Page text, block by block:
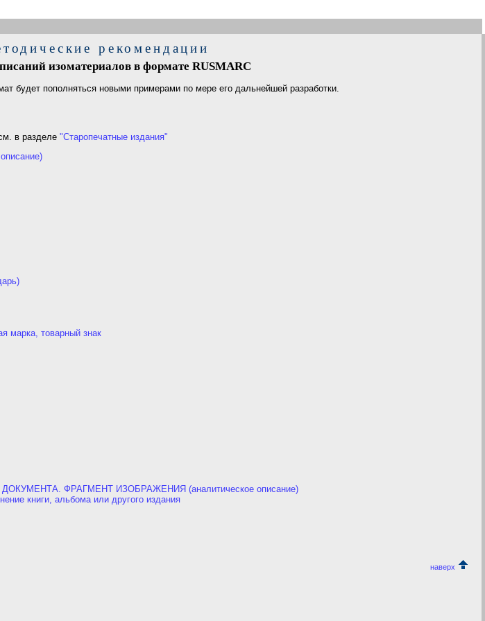
рекомендации
изоматериалов в формате RUSMARC
будет пополняться новыми примерами по мере его дальнейшей разработки.
в разделе "Старопечатные издания"
марка, товарный знак
ФРАГМЕНТ ИЗОБРАЖЕНИЯ (аналитическое описание)
книги, альбома или другого издания
наверх